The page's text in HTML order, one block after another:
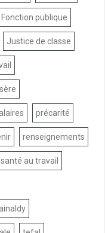
Fonction publique
Justice de classe
précarité
renseignements
santé au travail